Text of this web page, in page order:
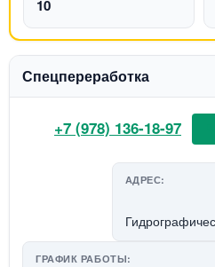
10
Спецпереработка
+7 (978) 136-18-97
АДРЕС:
ГРАФИК РАБОТЫ: